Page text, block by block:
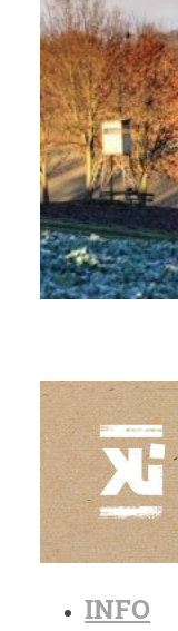
INFO